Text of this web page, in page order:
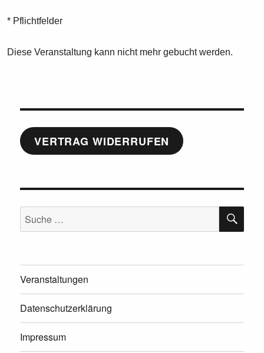
* Pflichtfelder
Diese Veranstaltung kann nicht mehr gebucht werden.
VERTRAG WIDERRUFEN
Suche
nach:
Veranstaltungen
Datenschutzerklärung
Impressum